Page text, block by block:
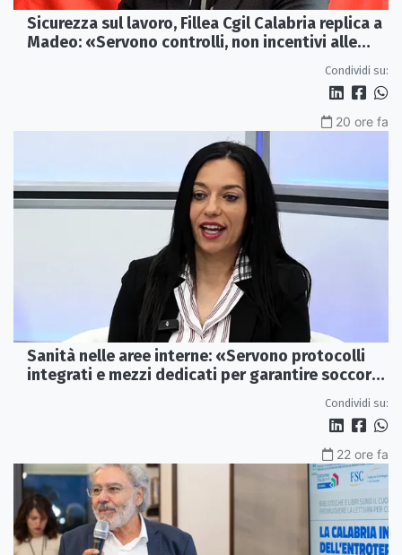
Sicurezza sul lavoro, Fillea Cgil Calabria replica a
Madeo: «Servono controlli, non incentivi alle
Condividi su:
20 ore fa
Sanità nelle aree interne: «Servono protocolli
integrati e mezzi dedicati per garantire soccorsi
Condividi su:
22 ore fa